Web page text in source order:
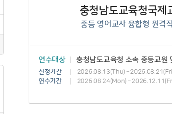
충청남도교육청국제
중등 영어교사 융합형 원격
연수대상 충청남도교육청 소속 중등교원
신청기간
2026.08.13(Thu) –
연수기간
2026.08.24(Mon) –